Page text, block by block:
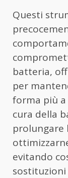
Questi
batteria,
per
forma più
cura della
prolungare
evitando
sostituzioni